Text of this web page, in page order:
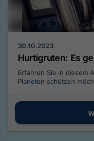
30.10.2023
Hurtigruten: Es
Erfahren Sie in diesem
Planeten schützen